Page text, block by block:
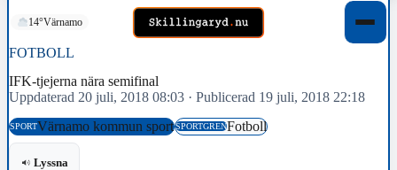
14°Värnamo
FOTBOLL
IFK-tjejerna nära semifinal
Uppdaterad 20 juli, 2018 08:03 · Publicerad 19 juli, 2018 22:18
SPORTVärnamo kommun sportSPORTGRENFotboll
Lyssna